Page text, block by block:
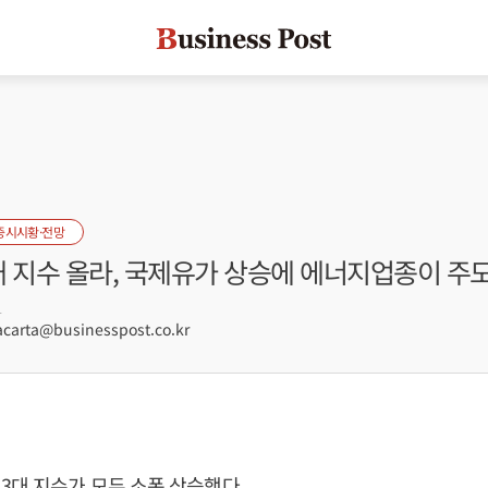
시시황·전망
지수 올라, 국제유가 상승에 에너지업종이 주